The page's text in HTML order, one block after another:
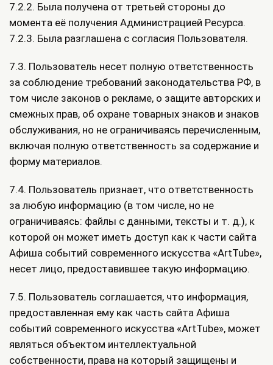
7.2.2. Была получена от третьей стороны до
момента её получения Администрацией Ресурса.
7.2.3. Была разглашена с согласия Пользователя.
7.3. Пользователь несет полную ответственность
за соблюдение требований законодательства РФ, в
том числе законов о рекламе, о защите авторских и
смежных прав, об охране товарных знаков и знаков
обслуживания, но не ограничиваясь перечисленным,
включая полную ответственность за содержание и
форму материалов.
7.4. Пользователь признает, что ответственность
за любую информацию (в том числе, но не
ограничиваясь: файлы с данными, тексты и т. д.), к
которой он может иметь доступ как к части сайта
Афиша событий современного искусства «ArtTube»,
несет лицо, предоставившее такую информацию.
7.5. Пользователь соглашается, что информация,
предоставленная ему как часть сайта Афиша
событий современного искусства «ArtTube», может
являться объектом интеллектуальной
собственности, права на который защищены и